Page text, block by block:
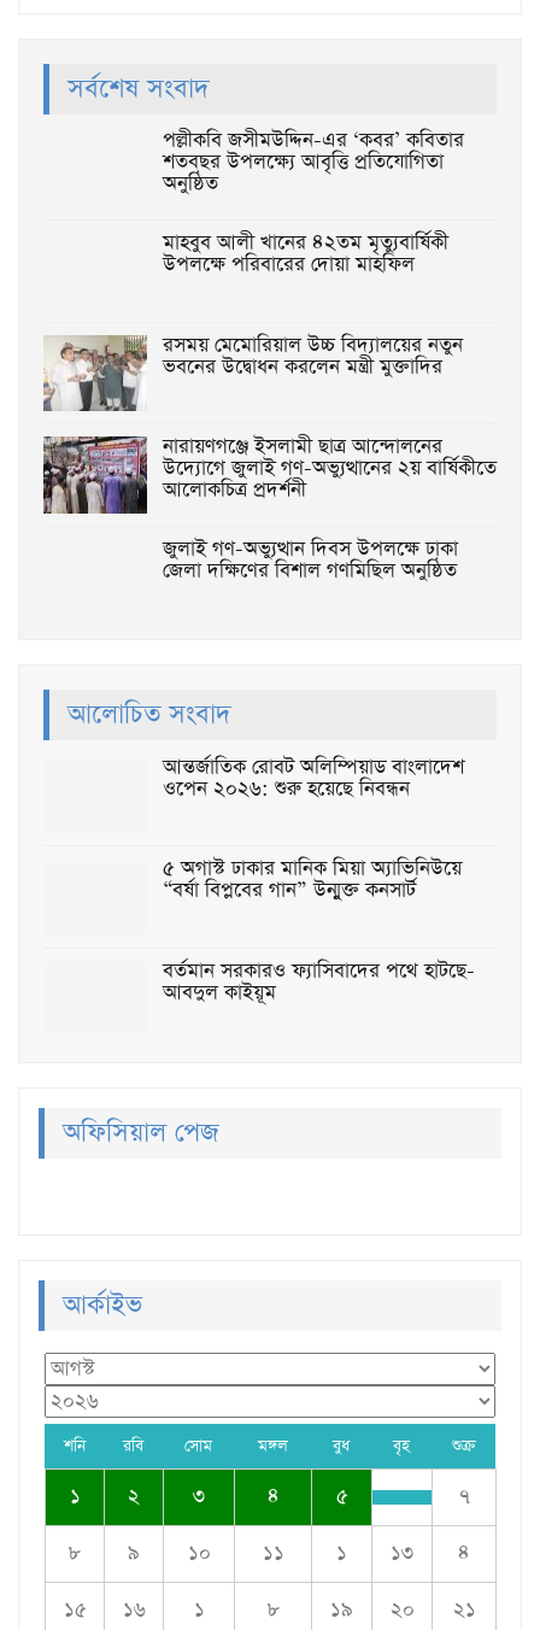
সর্বশেষ সংবাদ
পল্লীকবি জসীমউদ্দিন-এর ‘কবর’ কবিতার
শতবছর উপলক্ষ্যে আবৃত্তি প্রতিযোগিতা
অনুষ্ঠিত
মাহবুব আলী খানের ৪২তম মৃত্যুবার্ষিকী
উপলক্ষে পরিবারের দোয়া মাহফিল
রসময় মেমোরিয়াল উচ্চ বিদ্যালয়ের নতুন
ভবনের উদ্বোধন করলেন মন্ত্রী মুক্তাদির
নারায়ণগঞ্জে ইসলামী ছাত্র আন্দোলনের
উদ্যোগে জুলাই গণ-অভ্যুত্থানের ২য় বার্ষিকীতে
আলোকচিত্র প্রদর্শনী
জুলাই গণ-অভ্যুত্থান দিবস উপলক্ষে ঢাকা
জেলা দক্ষিণের বিশাল গণমিছিল অনুষ্ঠিত
আলোচিত সংবাদ
আন্তর্জাতিক রোবট অলিম্পিয়াড বাংলাদেশ
ওপেন ২০২৬: শুরু হয়েছে নিবন্ধন
৫ অগাস্ট ঢাকার মানিক মিয়া অ্যাভিনিউয়ে
“বর্ষা বিপ্লবের গান” উন্মুক্ত কনসার্ট
বর্তমান সরকারও ফ্যাসিবাদের পথে হাটছে-
আবদুল কাইয়ূম
অফিসিয়াল পেজ
আর্কাইভ
শনি রবি সোম মঙ্গল বুধ বৃহ শুক্র
১ ২ ৩ ৪ ৫ ৭
৮ ৯ ১০ ১১ ১ ১৩ ৪
১৫ ১৬ ১ ৮ ১৯ ২০ ২১